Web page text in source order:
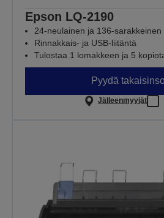
Epson LQ-2190
24-neulainen ja 136-sarakkeinen
Rinnakkais- ja USB-liitäntä
Tulostaa 1 lomakkeen ja 5
Pyydä
Jälleenmyyjät